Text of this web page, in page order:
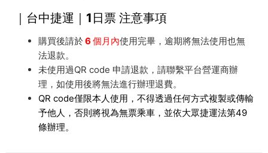
｜台中捷運｜1日票 注意事項
購買後請於6 個月內使用完畢，逾期將無法使用也無
法退款。
未使用過QR code 申請退款，請聯繫平台營運商辦
理，如使用後將無法進行辦理退費。
QR code僅限本人使用，不得透過任何方式複製或傳輸
予他人，否則將視為無票乘車，並依大眾捷運法第49
條辦理。